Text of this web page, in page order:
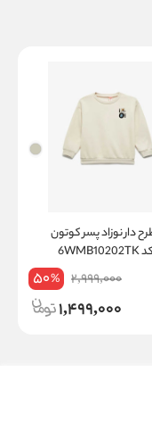
دار نوزاد پسر کوتون
2,999,000
50%
1,499,000